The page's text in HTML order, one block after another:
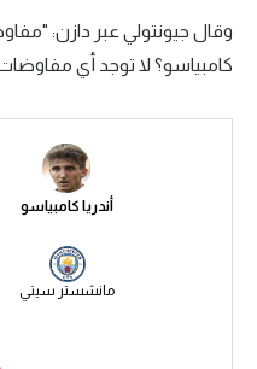
سعودي في الجول
الدوري الإنجليزي
وقال جيونتولي عبر دازن:
كامبياسو؟ لا توجد أي
أندريا كامبياسو
مانشستر سيتي